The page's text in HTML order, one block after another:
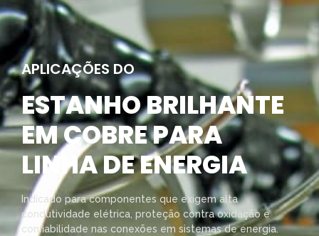
APLICAÇÕES DO
ESTANHO BRILHANTE
EM COBRE PARA
LINHA DE ENERGIA
Indicado para componentes que exigem alta
condutividade elétrica, proteção contra oxidação e
confiabilidade nas conexões em sistemas de energia.